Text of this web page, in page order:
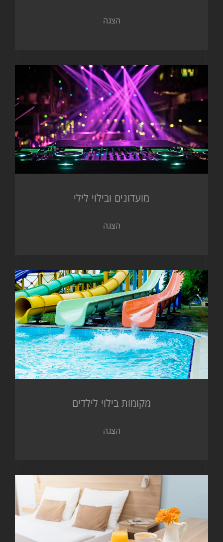
הצגה
מועדונים ובילוי לילי
הצגה
מקומות בילוי לילדים
הצגה